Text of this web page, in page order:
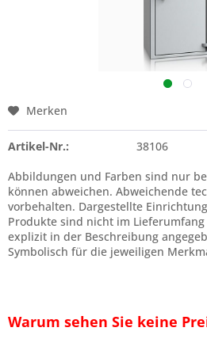
Merken
Artikel-Nr.:
38106
Abbildungen und Farben sind nur
können abweichen. Abweichende
vorbehalten. Dargestellte
Produkte sind nicht im
explizit in der Beschreibung
Symbolisch für die jeweiligen
Warum sehen Sie keine